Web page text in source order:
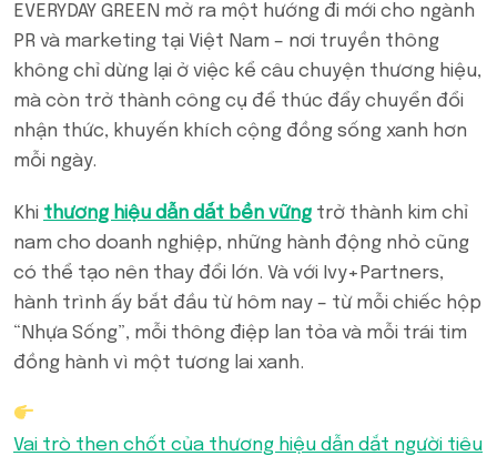
EVERYDAY GREEN mở ra một hướng đi mới cho ngành
PR và marketing tại Việt Nam – nơi truyền thông
không chỉ dừng lại ở việc kể câu chuyện thương hiệu,
mà còn trở thành công cụ để thúc đẩy chuyển đổi
nhận thức, khuyến khích cộng đồng sống xanh hơn
mỗi ngày.
Khi thương hiệu dẫn dắt bền vững trở thành kim chỉ
nam cho doanh nghiệp, những hành động nhỏ cũng
có thể tạo nên thay đổi lớn. Và với Ivy+Partners,
hành trình ấy bắt đầu từ hôm nay – từ mỗi chiếc hộp
“Nhựa Sống”, mỗi thông điệp lan tỏa và mỗi trái tim
đồng hành vì một tương lai xanh.
Vai trò then chốt của thương hiệu dẫn dắt người tiêu